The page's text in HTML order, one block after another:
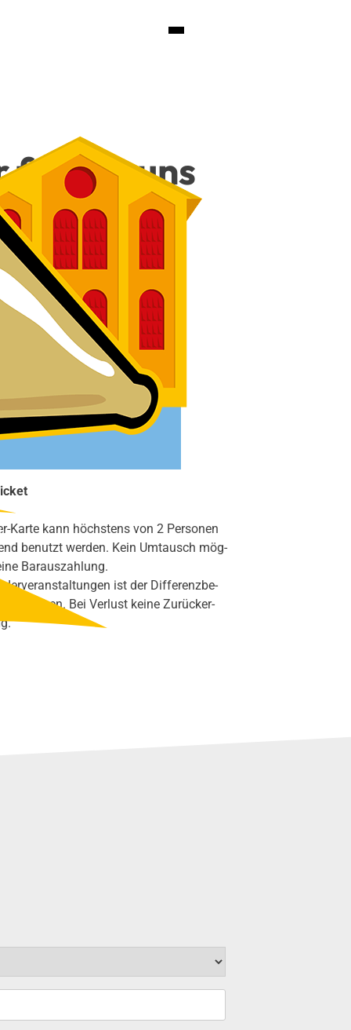
freu­en uns
180 €
Spar­pa­ket
Kar­te kann höchs­tens von 2 Per­so­nen
benutzt wer­den. Kein Umtausch mög­
Bar­aus­zah­lung.
ist der Dif­fe­renz­be­
beglei­chen. Bei Ver­lust kei­ne Zurück­er­